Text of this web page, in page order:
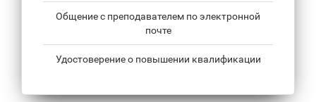
Общение с преподавателем по электронной
почте
Удостоверение о повышении квалификации